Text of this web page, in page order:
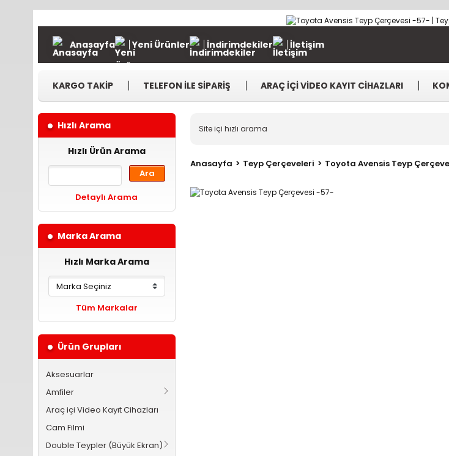
Anasayfa Yeni Ürünler İndirimdekiler İletişim
KARGO TAKİP TELEFON İLE SİPARİŞ ARAÇ İÇİ VİDEO KAYIT CİHAZLARI
Hızlı Arama
Hızlı Ürün Arama
Ara
Detaylı Arama
Marka Arama
Hızlı Marka Arama
Tüm Markalar
Ürün Grupları
Aksesuarlar
Amfiler
Araç içi Video Kayıt Cihazları
Cam Filmi
Double Teypler (Büyük Ekran)
Anasayfa Teyp Çerçeveleri Toyota Avensis Teyp